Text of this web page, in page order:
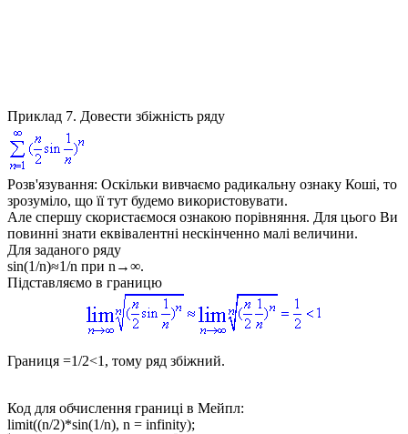
Приклад 7. Довести збіжність ряду
Розв'язування: Оскільки вивчаємо радикальну ознаку Коші, то
зрозуміло, що її тут будемо використовувати.
Але спершу скористаємося ознакою порівняння. Для цього Ви
повинні знати еквівалентні нескінченно малі величини.
Для заданого ряду
sin(1/n)≈1/n при n→∞.
Підставляємо в границю
Границя =1/2<1, тому ряд збіжний.
Код для обчислення границі в Мейпл:
limit((n/2)*sin(1/n), n = infinity);